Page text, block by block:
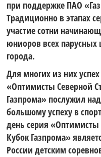
при поддержке ПАО
Традиционно в этапах
участие сотни
юниоров всех парусных
города.
Для многих из них
«Оптимисты Северной
Газпрома» послужил
большому успеху в
день серия
Кубок Газпрома»
России детским